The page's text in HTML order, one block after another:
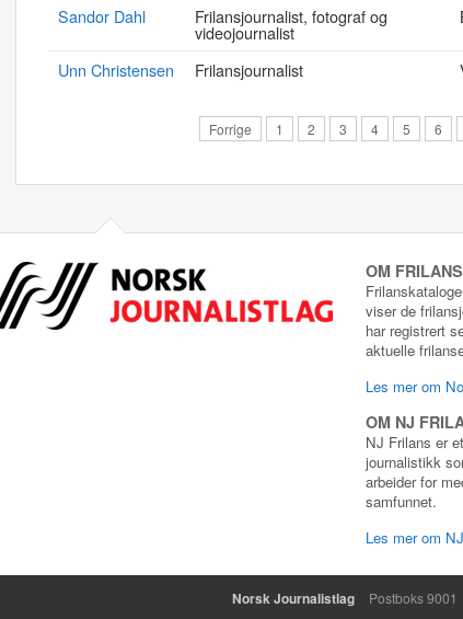
Sandor Dahl
Frilansjournalist, fotograf og
videojournalist
Unn Christensen Frilansjournalist
Forrige 1 2 3 4 5 6
OM
viser de
har registrert
aktuelle
Les mer om
OM NJ
NJ Frilans er
journalistikk
arbeider for
samfunnet.
Les mer om
Norsk Journalistlag Postboks 9001